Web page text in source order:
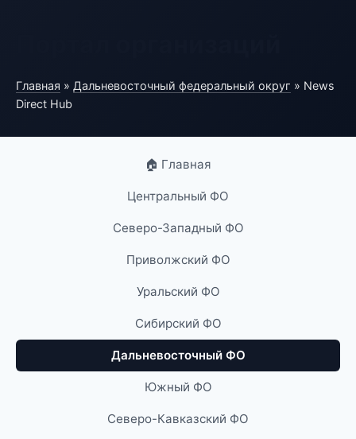
Главная » Дальневосточный федеральный округ » News
Direct Hub
🏠 Главная
Центральный ФО
Северо-Западный ФО
Приволжский ФО
Уральский ФО
Сибирский ФО
Дальневосточный ФО
Южный ФО
Северо-Кавказский ФО